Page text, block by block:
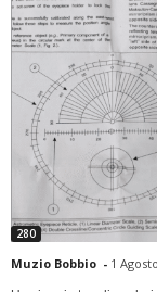
280
Muzio Bobbio - 1